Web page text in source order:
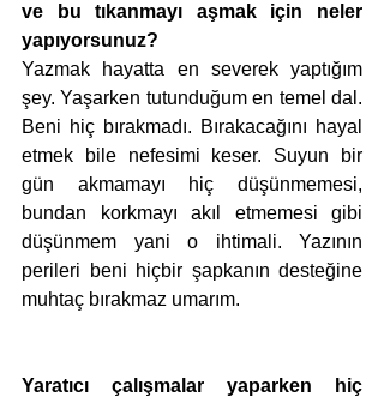
ve bu tıkanmayı aşmak için neler
yapıyorsunuz?
Yazmak hayatta en severek yaptığım
şey. Yaşarken tutunduğum en temel dal.
Beni hiç bırakmadı. Bırakacağını hayal
etmek bile nefesimi keser. Suyun bir
gün akmamayı hiç düşünmemesi,
bundan korkmayı akıl etmemesi gibi
düşünmem yani o ihtimali. Yazının
perileri beni hiçbir şapkanın desteğine
muhtaç bırakmaz umarım.
Yaratıcı çalışmalar yaparken hiç